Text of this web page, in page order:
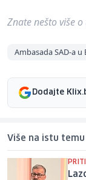
Znate nešto više
Ambasada SAD-a u
Dodajte
Više na istu temu